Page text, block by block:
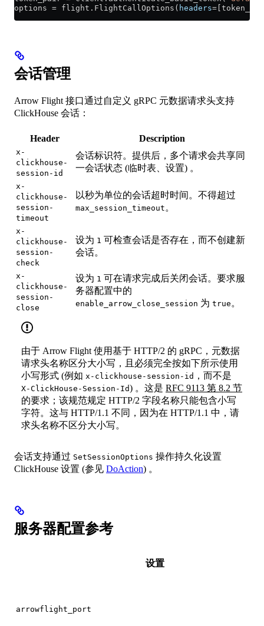
options = flight.FlightCallOptions( headers=
会话管理
Arrow Flight 接口通过自定义 gRPC 元数据请求头支持
ClickHouse 会话：
Header Description
x-
clickhouse-
session-id
会话标识符。提供后，多个请求会共享同
一会话状态 (临时表、设置) 。
x-
clickhouse-
session-
timeout
以秒为单位的会话超时时间。不得超过
max_session_timeout 。
x-
clickhouse-
session-
check
设为 1 可检查会话是否存在，而不创建新
会话。
x-
clickhouse-
session-
close
设为 1 可在请求完成后关闭会话。要求服
务器配置中的
enable_arrow_close_session 为 true 。
由于 Arrow Flight 使用基于 HTTP/2 的 gRPC，元数据
请求头名称区分大小写，且必须完全按如下所示使用
小写形式 (例如 x-clickhouse-session-id ，而不是
X-ClickHouse-Session-Id) 。这是 RFC 9113 第 8.2 节
的要求；该规范规定 HTTP/2 字段名称只能包含小写
字符。这与 HTTP/1.1 不同，因为在 HTTP/1.1 中，请
求头名称不区分大小写。
会话支持通过 SetSessionOptions 操作持久化设置
ClickHouse 设置 (参见 DoAction) 。
服务器配置参考
设置
arrowflight_port